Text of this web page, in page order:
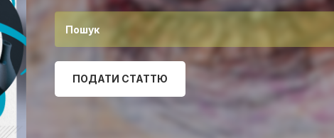
ПОДАТИ СТАТТЮ